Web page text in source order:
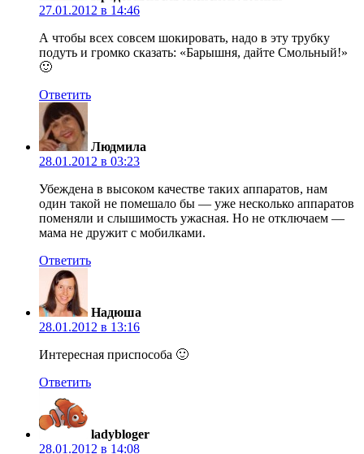
27.01.2012 в 14:46
А чтобы всех совсем шокировать, надо в эту трубку
подуть и громко сказать: «Барышня, дайте Смольный!»
🙂
Ответить
Людмила
28.01.2012 в 03:23
Убеждена в высоком качестве таких аппаратов, нам
один такой не помешало бы — уже несколько аппаратов
поменяли и слышимость ужасная. Но не отключаем —
мама не дружит с мобилками.
Ответить
Надюша
28.01.2012 в 13:16
Интересная приспособа 🙂
Ответить
ladybloger
28.01.2012 в 14:08